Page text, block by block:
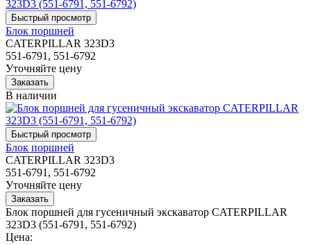
Блок поршней
CATERPILLAR 323D3
551-6791, 551-6792
Уточняйте цену
В наличии
Блок поршней
CATERPILLAR 323D3
551-6791, 551-6792
Уточняйте цену
Блок поршней для гусеничный экскаватор CATERPILLAR
323D3 (551-6791, 551-6792)
Цена: